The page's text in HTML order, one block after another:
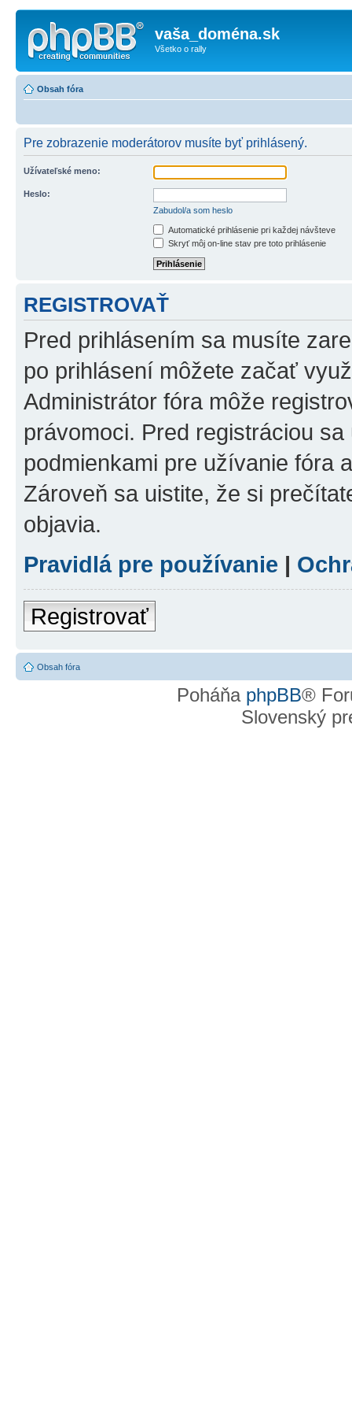
vaša_doména.sk
Všetko o rally
Obsah fóra
Pre zobrazenie moderátorov musíte byť prihlásený.
Užívateľské meno:
Heslo:
Zabudol/a som heslo
Automatické prihlásenie pri každej návšteve
Skryť môj on-line stav pre toto prihlásenie
REGISTROVAŤ
Pred prihlásením sa musíte
po prihlásení môžete začať
Administrátor fóra môže
právomoci. Pred registráciou
podmienkami pre užívanie fóra
Zároveň sa uistite, že si
objavia.
Pravidlá pre používanie |
Registrovať
Obsah fóra
Poháňa phpBB®
Slovenský